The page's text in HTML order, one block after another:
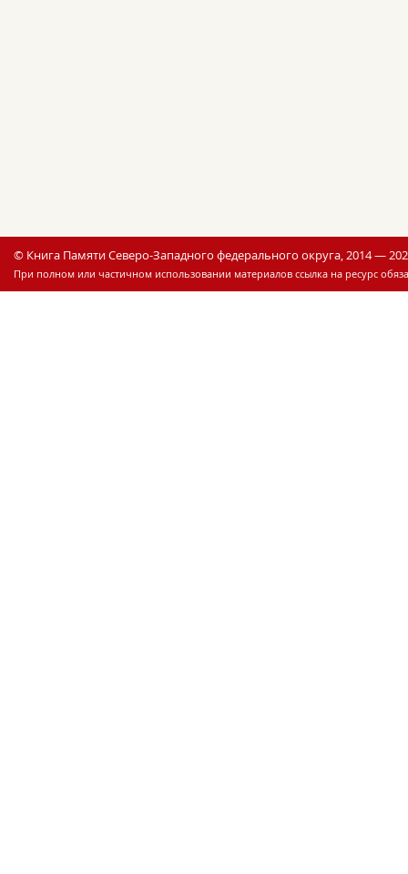
© Книга Памяти Северо-Западного федерального округа, 2014 —
При полном или частичном использовании материалов ссылка на ресурс